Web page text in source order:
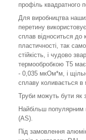
профіль квадратного
Для виробництва
перетину
сплав відноситься до
пластичності, так
стійкість, і чудово
термообробкою Т5 має
- 0,035 мкОм*м, і
сплаву коливається
Труби можуть бути як
Найбільш популярним
(AS).
Під замовлення